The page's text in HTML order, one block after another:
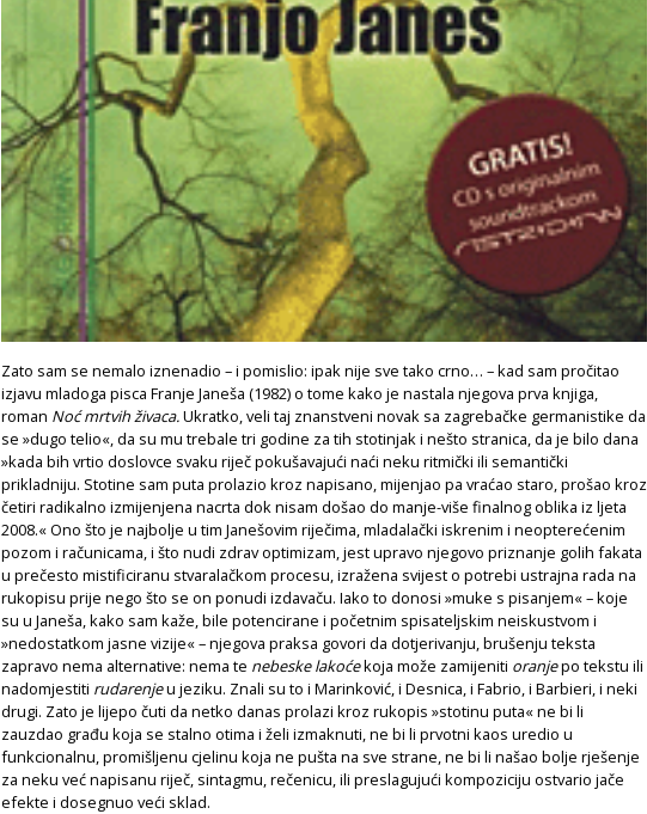
Zato sam se nemalo iznenadio – i pomislio: ipak nije sve tako crno… – kad sam pročitao
izjavu mladoga pisca Franje Janeša (1982) o tome kako je nastala njegova prva knjiga,
roman Noć mrtvih živaca.Ukratko, veli taj znanstveni novak sa zagrebačke germanistike da
se »dugo telio«, da su mu trebale tri godine za tih stotinjak i nešto stranica, da je bilo dana
»kada bih vrtio doslovce svaku riječ pokušavajući naći neku ritmički ili semantički
prikladniju. Stotine sam puta prolazio kroz napisano, mijenjao pa vraćao staro, prošao kroz
četiri radikalno izmijenjena nacrta dok nisam došao do manje-više finalnog oblika iz ljeta
2008.« Ono što je najbolje u tim Janešovim riječima, mladalački iskrenim i neopterećenim
pozom i računicama, i što nudi zdrav optimizam, jest upravo njegovo priznanje golih fakata
u prečesto mistificiranu stvaralačkom procesu, izražena svijest o potrebi ustrajna rada na
rukopisu prije nego što se on ponudi izdavaču. Iako to donosi »muke s pisanjem« – koje
su u Janeša, kako sam kaže, bile potencirane i početnim spisateljskim neiskustvom i
»nedostatkom jasne vizije« – njegova praksa govori da dotjerivanju, brušenju teksta
zapravo nema alternative: nema te nebeske lakoćekoja može zamijeniti oranjepo tekstu ili
nadomjestiti rudarenjeu jeziku. Znali su to i Marinković, i Desnica, i Fabrio, i Barbieri, i neki
drugi. Zato je lijepo čuti da netko danas prolazi kroz rukopis »stotinu puta« ne bi li
zauzdao građu koja se stalno otima i želi izmaknuti, ne bi li prvotni kaos uredio u
funkcionalnu, promišljenu cjelinu koja ne pušta na sve strane, ne bi li našao bolje rješenje
za neku već napisanu riječ, sintagmu, rečenicu, ili preslagujući kompoziciju ostvario jače
efekte i dosegnuo veći sklad.